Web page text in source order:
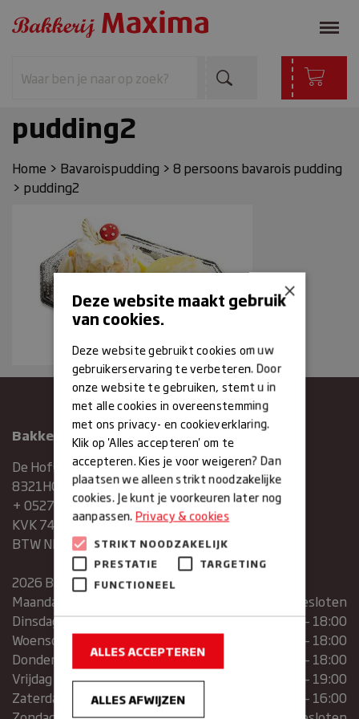
pudding2
Home > Bavaroispudding > 8 persoons bavarois pudding
> pudding2
Bakkerij Maxima
De Hofstee 1
8321HG Urk
+ 0527683454
KVK 74286293
BTW NR. NL859839151B01
2026 Bakkerij Maxima
Maandag
gesloten
Dinsdag
07:30 – 13:00 | 14:00 – 18:00
Woensdag
07:30 – 13:00 | 14:00 – 18:00
Donderdag
07:30 – 13:00 | 14:00 – 18:00
Vrijdag
07:00 – 19:00
Zaterdag
07:00 – 16:00
×
Deze website maakt gebruik
van cookies.
Deze website gebruikt cookies om uw
gebruikerservaring te verbeteren. Door
onze website te gebruiken, stemt u in
met alle cookies in overeenstemming
met ons privacy- en cookieverklaring.
Klik op 'Alles accepteren' om te
accepteren. Kies je voor weigeren? Dan
plaatsen we alleen strikt noodzakelijke
cookies. Je kunt je voorkeuren later nog
aanpassen.Privacy & cookies
STRIKT NOODZAKELIJK
PRESTATIE
TARGETING
FUNCTIONEEL
ALLES ACCEPTEREN
ALLES AFWIJZEN